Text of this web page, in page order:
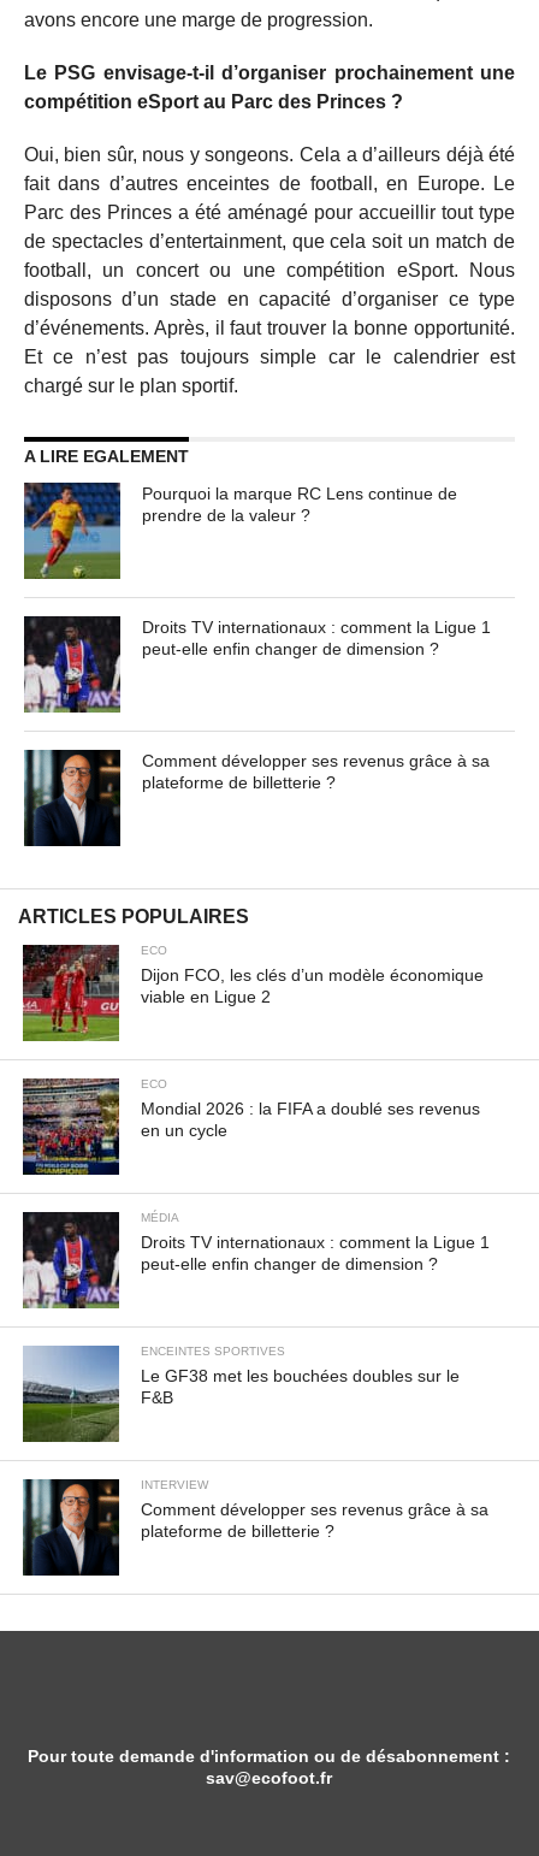
avons encore une marge de progression.
Le PSG envisage-t-il d’organiser prochainement une
compétition eSport au Parc des Princes ?
Oui, bien sûr, nous y songeons. Cela a d’ailleurs déjà été
fait dans d’autres enceintes de football, en Europe. Le
Parc des Princes a été aménagé pour accueillir tout type
de spectacles d’entertainment, que cela soit un match de
football, un concert ou une compétition eSport. Nous
disposons d’un stade en capacité d’organiser ce type
d’événements. Après, il faut trouver la bonne opportunité.
Et ce n’est pas toujours simple car le calendrier est
chargé sur le plan sportif.
A LIRE EGALEMENT
Pourquoi la marque RC Lens continue de
prendre de la valeur ?
Droits TV internationaux : comment la Ligue 1
peut-elle enfin changer de dimension ?
Comment développer ses revenus grâce à sa
plateforme de billetterie ?
ARTICLES POPULAIRES
ECO
Dijon FCO, les clés d’un modèle économique
viable en Ligue 2
ECO
Mondial 2026 : la FIFA a doublé ses revenus
en un cycle
MÉDIA
Droits TV internationaux : comment la Ligue 1
peut-elle enfin changer de dimension ?
ENCEINTES SPORTIVES
Le GF38 met les bouchées doubles sur le
F&B
INTERVIEW
Comment développer ses revenus grâce à sa
plateforme de billetterie ?
Pour toute demande d'information ou de désabonnement :
sav@ecofoot.fr